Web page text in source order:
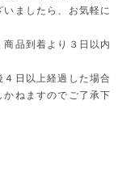
ましたら、お気軽に
品到着より３日以内
日以上経過した場合
ねますのでご了承下